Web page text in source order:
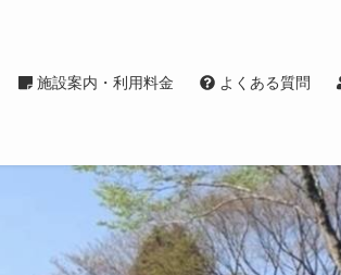
施設案内・利用料金 よくある質問